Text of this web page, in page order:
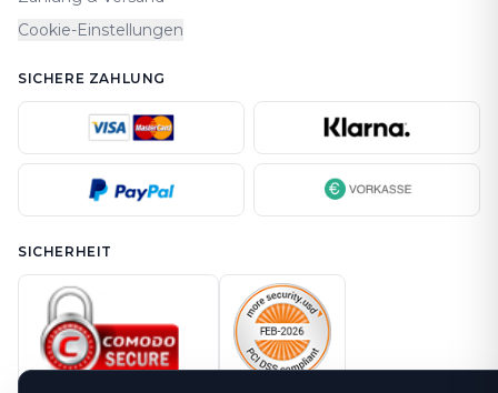
Cookie-Einstellungen
SICHERE ZAHLUNG
SICHERHEIT